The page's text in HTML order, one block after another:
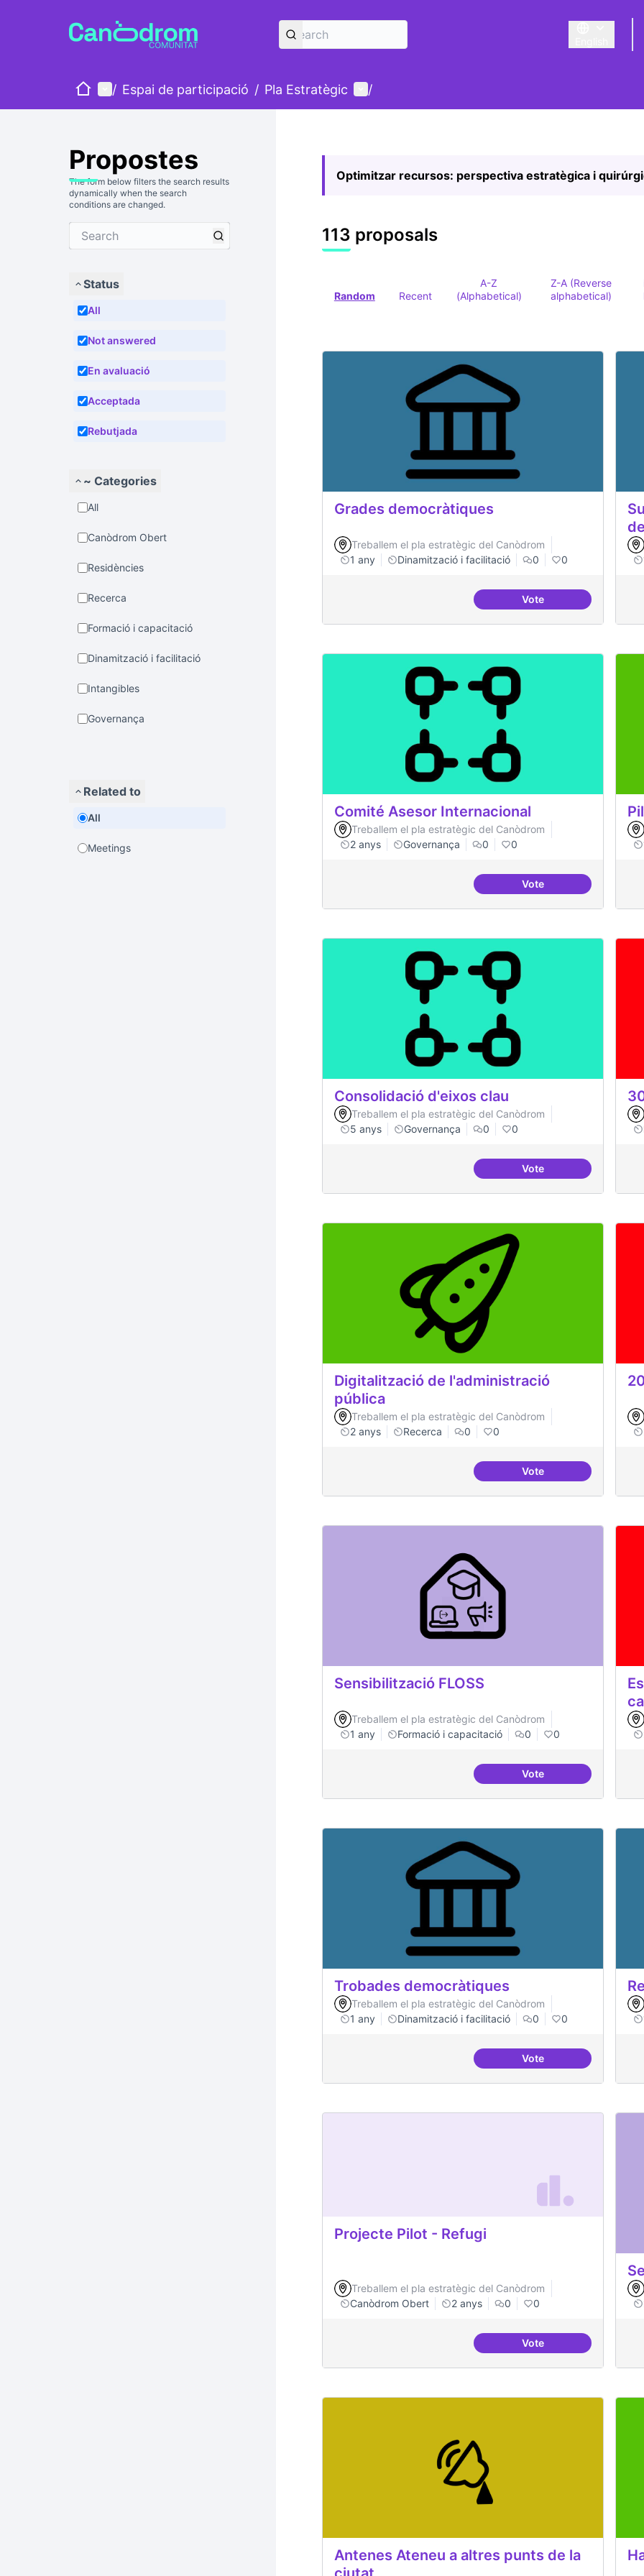
Triar la llengua
HomeMain menu
/ Espai de participació / Pla Estratègic User menu
/
Propostes
The form below filters the search results
dynamically when the search
conditions are changed.
Status
All
Not answered
En avaluació
Acceptada
Rebutjada
~ Categories
All
Canòdrom Obert
Residències
Recerca
Formació i capacitació
Dinamització i facilitació
Intangibles
Governança
Related to
All
Meetings
Optimitzar recursos: perspectiva estratègica i
113 proposals
Random Recent
A-Z
(Alphabetical)
Z-A (Reverse
alphabetical)
Grades democràtiques
Treballem el pla estratègic del Canòdrom
1 any
Dinamització i facilitació 0 0
VoteGrades democràtiques
Comité Asesor Internacional
Treballem el pla estratègic del Canòdrom
2 anys
Governança 0 0
VoteComité Asesor
Consolidació d'eixos clau
Treballem el pla estratègic del Canòdrom
5 anys
Governança 0 0
VoteConsolidació d'eixos
Digitalització de l'administració
pública
Treballem el pla estratègic del Canòdrom
2 anys
Recerca 0 0
VoteDigitalització de
Sensibilització FLOSS
Treballem el pla estratègic del Canòdrom
1 any
Formació i capacitació 0 0
VoteSensibilització FLOSS
Trobades democràtiques
Treballem el pla estratègic del Canòdrom
1 any
Dinamització i facilitació 0 0
VoteTrobades
Projecte Pilot - Refugi
Treballem el pla estratègic del Canòdrom
Canòdrom Obert
2 anys 0 0
VoteProjecte Pilot - Refugi
Antenes Ateneu a altres punts de la